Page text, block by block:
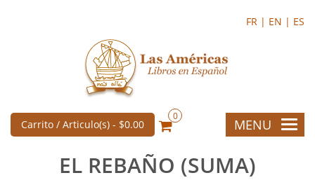
FR | EN | ES
Carrito / Articulo(s) - $0.00
0
MENU
EL REBAÑO (SUMA)